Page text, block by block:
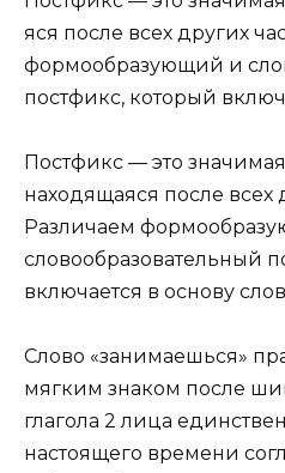
я­ся после всех дру­гих
фор­мо­об­ра­зу­ю­щий и
пост­фикс, кото­рый
Постфикс — это
находящаяся после всех
Различаем
словообразовательный
включается в основу
Слово «занимаешься»
мягким знаком после
глагола 2 лица
настоящего времени